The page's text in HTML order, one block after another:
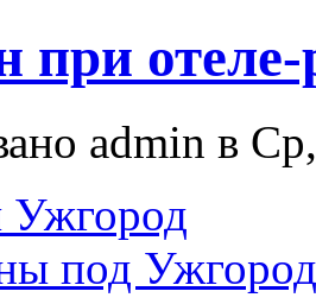
при
admin в
Ужгород
под